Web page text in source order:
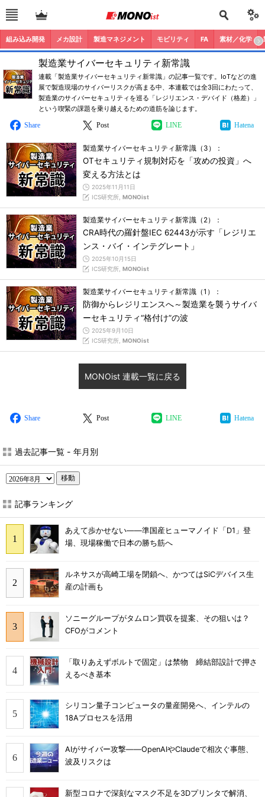
組み込み開発 メカ設計 製造マネジメント モビリティ FA 素材／化学
製造業サイバーセキュリティ新常識
連載「製造業サイバーセキュリティ新常識」の記事一覧です。IoTなどの進
展で製造現場のサイバーリスクが高まる中、本連載では全3回にわたって、
製造業のサイバーセキュリティを巡る「レジリエンス・デバイド（格差）」
という喫緊の課題を乗り越えるための道筋を論じます。
Share
Post LINE Hatena
製造業サイバーセキュリティ新常識（3）：
OTセキュリティ規制対応を「攻めの投資」へ
変える方法とは
2025年11月11日
ICS研究所, MONOist
製造業サイバーセキュリティ新常識（2）：
CRA時代の羅針盤IEC 62443が示す「レジリエ
ンス・バイ・インテグレート」
2025年10月15日
ICS研究所, MONOist
製造業サイバーセキュリティ新常識（1）：
防御からレジリエンスへ～製造業を襲うサイバ
ーセキュリティ“格付け”の波
2025年9月10日
ICS研究所, MONOist
MONOist 連載一覧に戻る
Share Post LINE Hatena
過去記事一覧 - 年月別
移動
記事ランキング
あえて歩かせない――準国産ヒューマノイド「D1」登
場、現場稼働で日本の勝ち筋へ
ルネサスが高崎工場を閉鎖へ、かつてはSiCデバイス生
産の計画も
ソニーグループがタムロン買収を提案、その狙いは？
CFOがコメント
「取りあえずボルトで固定」は禁物 締結部設計で押さ
えるべき基本
シリコン量子コンピュータの量産開発へ、インテルの
18Aプロセスを活用
AIがサイバー攻撃――OpenAIやClaudeで相次ぐ事態、
波及リスクは
新型コロナで深刻なマスク不足を3Dプリンタで解消、